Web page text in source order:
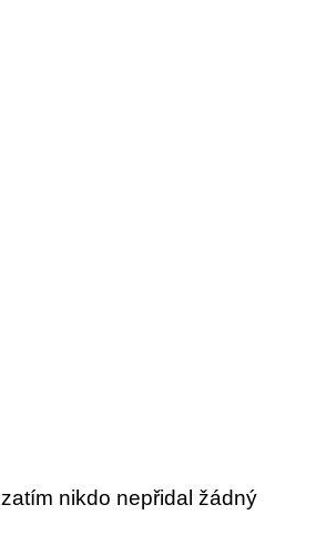
zatím nikdo nepřidal žádný